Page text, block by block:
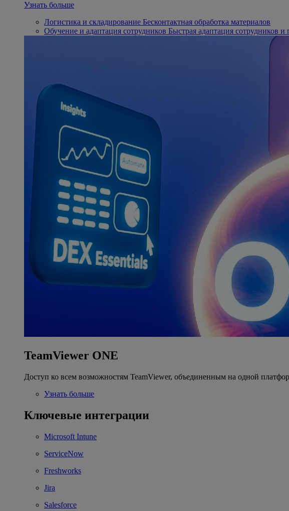
Узнать больше
Логистика и складирование Бесконтактная обработка материалов
Обучение и адаптация сотрудников Быстрая адаптация сотрудников
TeamViewer ONE
Доступ ко всем возможностям TeamViewer, объединенным на одной
Узнать больше
Ключевые интеграции
Microsoft Intune
ServiceNow
Freshworks
Jira
Salesforce